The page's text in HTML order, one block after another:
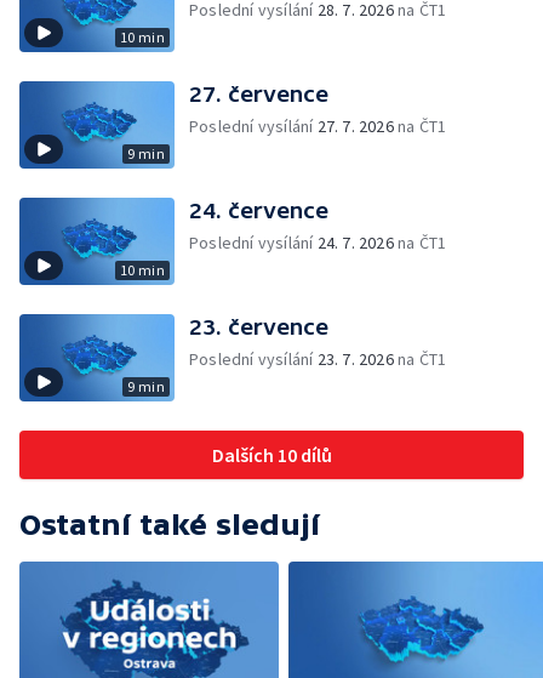
10 min
Poslední vysílání 28. 7. 2026na ČT1
9 min
27. července
Poslední vysílání 27. 7. 2026na ČT1
10 min
24. července
Poslední vysílání 24. 7. 2026na ČT1
9 min
23. července
Poslední vysílání 23. 7. 2026na ČT1
Dalších 10 dílů
Ostatní také sledují